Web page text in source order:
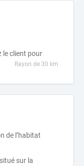
le client pour
Rayon de 30 km
de l’habitat
sur la